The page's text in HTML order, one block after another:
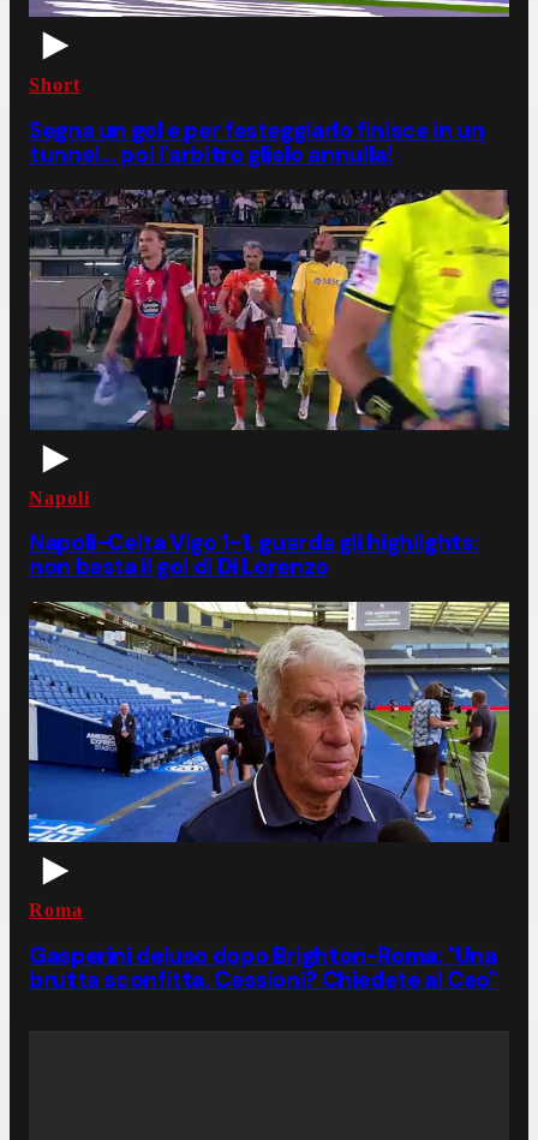
Short
Segna un gol e per festeggiarlo finisce in un
tunnel... poi l'arbitro glielo annulla!
Napoli
Napoli-Celta Vigo 1-1, guarda gli highlights:
non basta il gol di Di Lorenzo
Roma
Gasperini deluso dopo Brighton-Roma: "Una
brutta sconfitta. Cessioni? Chiedete al Ceo"